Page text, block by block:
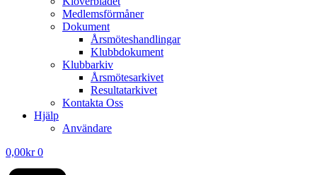
Medlemsförmåner
Dokument
Årsmöteshandlingar
Klubbdokument
Klubbarkiv
Årsmötesarkivet
Resultatarkivet
Kontakta Oss
Hjälp
Användare
0,00kr 0